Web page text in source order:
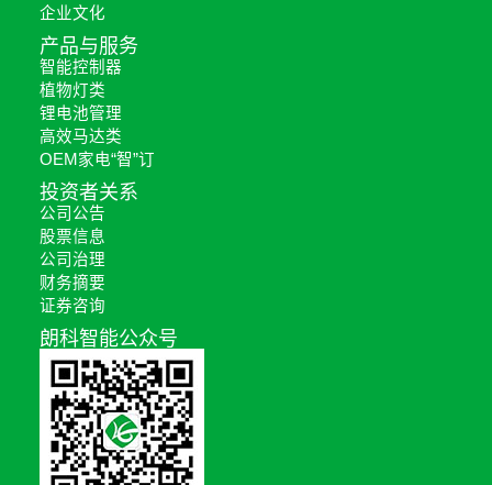
企业文化
产品与服务
智能控制器
植物灯类
锂电池管理
高效马达类
OEM家电“智”订
投资者关系
公司公告
股票信息
公司治理
财务摘要
证券咨询
朗科智能公众号